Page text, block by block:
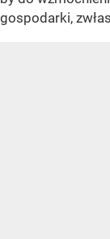
gospodarki,